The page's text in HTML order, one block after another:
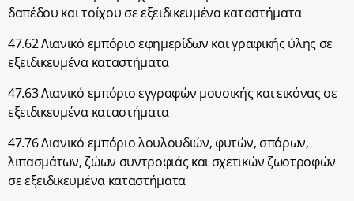
δαπέδου και τοίχου σε εξειδικευμένα καταστήματα
47.62 Λιανικό εμπόριο εφημερίδων και γραφικής ύλης σε
εξειδικευμένα καταστήματα
47.63 Λιανικό εμπόριο εγγραφών μουσικής και εικόνας σε
εξειδικευμένα καταστήματα
47.76 Λιανικό εμπόριο λουλουδιών, φυτών, σπόρων,
λιπασμάτων, ζώων συντροφιάς και σχετικών ζωοτροφών
σε εξειδικευμένα καταστήματα